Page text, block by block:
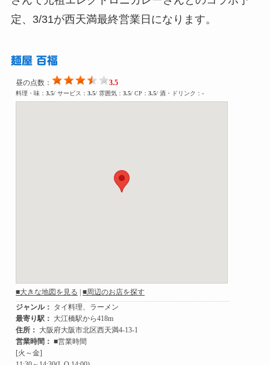
定、3/31が西天満最終営業日になります。
麺屋 百福